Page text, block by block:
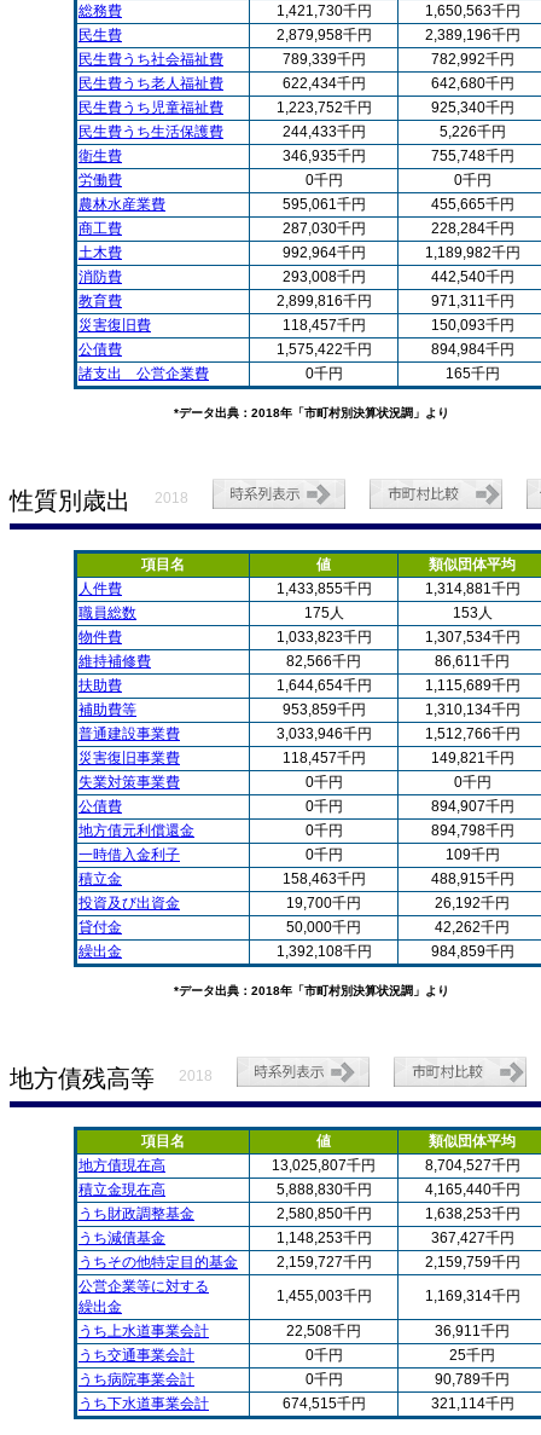
総務費
1,421,730千円
1,650,563千円
民生費
2,879,958千円
2,389,196千円
民生費うち社会福祉費
789,339千円
782,992千円
民生費うち老人福祉費
622,434千円
642,680千円
民生費うち児童福祉費
1,223,752千円
925,340千円
民生費うち生活保護費
244,433千円
5,226千円
衛生費
346,935千円
755,748千円
労働費
0千円
0千円
農林水産業費
595,061千円
455,665千円
商工費
287,030千円
228,284千円
土木費
992,964千円
1,189,982千円
消防費
293,008千円
442,540千円
教育費
2,899,816千円
971,311千円
災害復旧費
118,457千円
150,093千円
公債費
1,575,422千円
894,984千円
諸支出 公営企業費
0千円 165千円
*データ出典：2018年「市町村別決算状況調」より
性質別歳出 2018
項目名 値
類似団体平均
人件費
1,433,855千円
1,314,881千円
職員総数
175人
153人
物件費
1,033,823千円
1,307,534千円
維持補修費
82,566千円
86,611千円
扶助費
1,644,654千円
1,115,689千円
補助費等
953,859千円
1,310,134千円
普通建設事業費
3,033,946千円
1,512,766千円
災害復旧事業費
118,457千円
149,821千円
失業対策事業費
0千円
0千円
公債費
0千円
894,907千円
地方債元利償還金
0千円
894,798千円
一時借入金利子
0千円
109千円
積立金
158,463千円
488,915千円
投資及び出資金
19,700千円
26,192千円
貸付金
50,000千円
42,262千円
繰出金
1,392,108千円 984,859千円
*データ出典：2018年「市町村別決算状況調」より
地方債残高等 2018
項目名 値
類似団体平均
地方債現在高
13,025,807千円
8,704,527千円
積立金現在高
5,888,830千円
4,165,440千円
うち財政調整基金
2,580,850千円
1,638,253千円
うち減債基金
1,148,253千円
367,427千円
うちその他特定目的基金
2,159,727千円
2,159,759千円
公営企業等に対する
繰出金
1,455,003千円 1,169,314千円
うち上水道事業会計 22,508千円
36,911千円
うち交通事業会計
0千円
25千円
うち病院事業会計
0千円
90,789千円
うち下水道事業会計
674,515千円 321,114千円